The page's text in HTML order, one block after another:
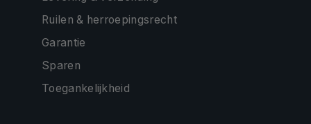
Ruilen & herroepingsrecht
Garantie
Sparen
Toegankelijkheid